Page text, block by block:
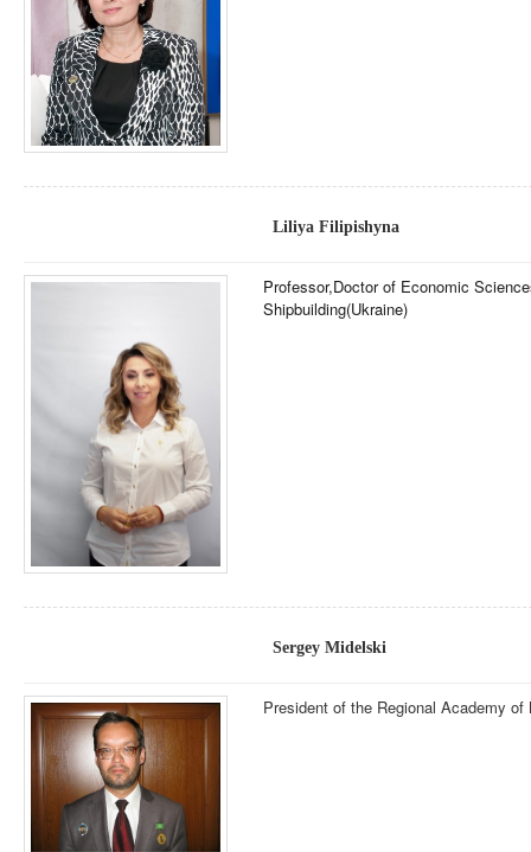
Liliya Filipishyna
Professor,Doctor of Economic
Shipbuilding(Ukraine)
Sergey Midelski
President of the Regional Academy